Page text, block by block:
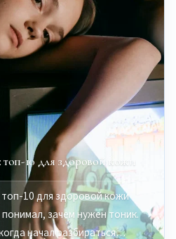
10 для здоровой кожи
10 для здоровой кожи
зачем нужен тоник.
начал разбираться…